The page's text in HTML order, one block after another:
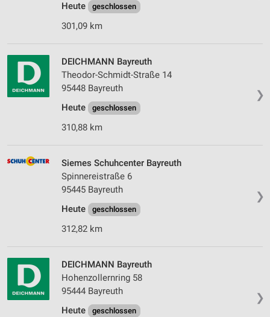
Heute
geschlossen
301,09 km
❯
DEICHMANN Bayreuth
Theodor-Schmidt-Straße 14
95448 Bayreuth
Heute
geschlossen
310,88 km
❯
Siemes Schuhcenter Bayreuth
Spinnereistraße 6
95445 Bayreuth
Heute
geschlossen
312,82 km
❯
DEICHMANN Bayreuth
Hohenzollernring 58
95444 Bayreuth
Heute
geschlossen